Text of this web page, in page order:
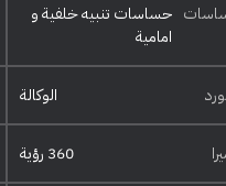
حساسات تنبيه خلفية و
امامية
الوكالة
360 رؤية